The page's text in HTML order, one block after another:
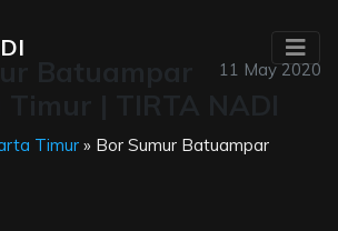
11 May 2020
Timur » Bor Sumur Batuampar